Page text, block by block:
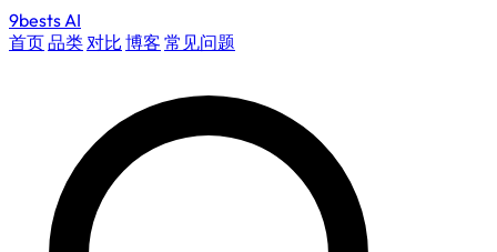
9bestsAI
首页品类对比 博客 常见问题